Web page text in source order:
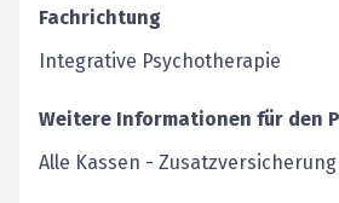
Fachrichtung
Integrative Psychotherapie
Weitere Informationen für den
Alle Kassen - Zusatzversicherung